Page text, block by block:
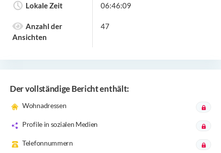
Lokale Zeit 06:46:09
Anzahl der
Ansichten
47
Der vollständige Bericht enthält:
Wohnadressen
Profile in sozialen Medien
Telefonnummern